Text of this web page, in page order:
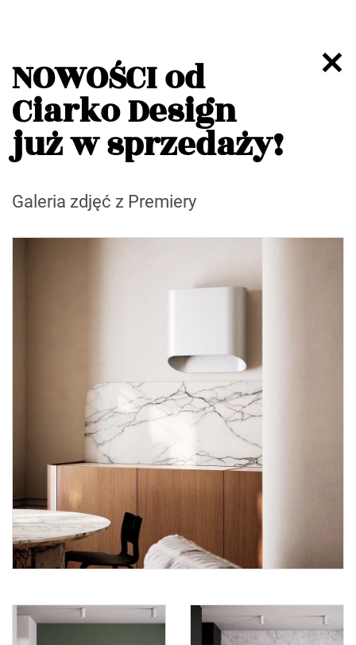
NOWOŚCI od
Ciarko Design
już w sprzedaży!
Galeria zdjęć z Premiery